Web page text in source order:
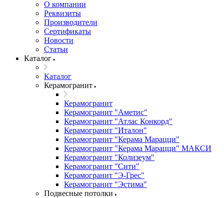
О компании
Реквизиты
Производители
Сертификаты
Новости
Статьи
Каталог
Каталог
Керамогранит
Керамогранит
Керамогранит "Аметис"
Керамогранит "Атлас Конкорд"
Керамогранит "Италон"
Керамогранит "Керама Марацци"
Керамогранит "Керама Марацци" МАКСИ
Керамогранит "Колизеум"
Керамогранит "Сити"
Керамогранит "Э-Грес"
Керамогранит "Эстима"
Подвесные потолки